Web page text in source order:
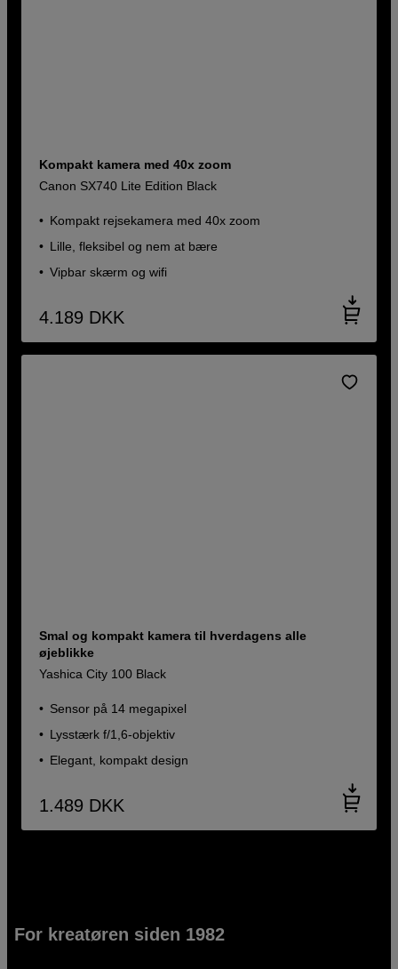
Kompakt kamera med 40x zoom
Canon SX740 Lite Edition Black
Kompakt rejsekamera med 40x zoom
Lille, fleksibel og nem at bære
Vipbar skærm og wifi
4.189 DKK
Smal og kompakt kamera til hverdagens alle
øjeblikke
Yashica City 100 Black
Sensor på 14 megapixel
Lysstærk f/1,6-objektiv
Elegant, kompakt design
1.489 DKK
For kreatøren siden 1982